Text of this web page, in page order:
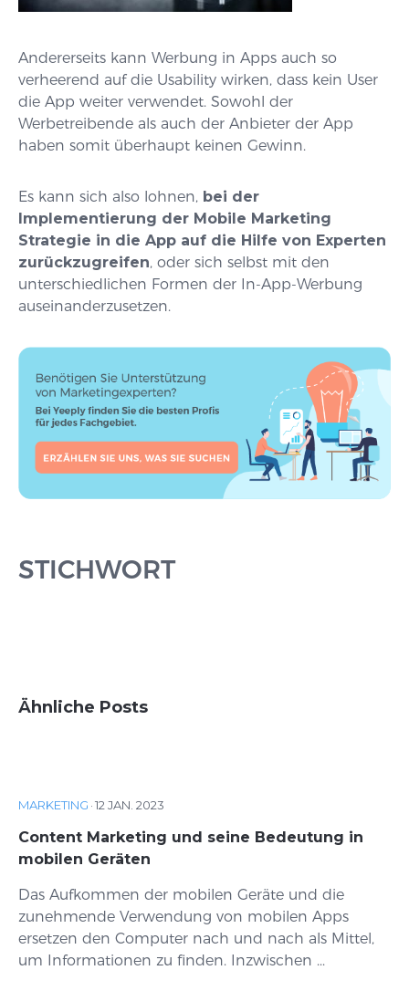
Andererseits kann Werbung in Apps auch so
verheerend auf die Usability wirken, dass kein User
die App weiter verwendet. Sowohl der
Werbetreibende als auch der Anbieter der App
haben somit überhaupt keinen Gewinn.
Es kann sich also lohnen, bei der
Implementierung der Mobile Marketing
Strategie in die App auf die Hilfe von Experten
zurückzugreifen, oder sich selbst mit den
unterschiedlichen Formen der In-App-Werbung
auseinanderzusetzen.
STICHWORT
Ähnliche Posts
MARKETING ·12 JAN. 2023
Content Marketing und seine Bedeutung in
mobilen Geräten
Das Aufkommen der mobilen Geräte und die
zunehmende Verwendung von mobilen Apps
ersetzen den Computer nach und nach als Mittel,
um Informationen zu finden. Inzwischen ...